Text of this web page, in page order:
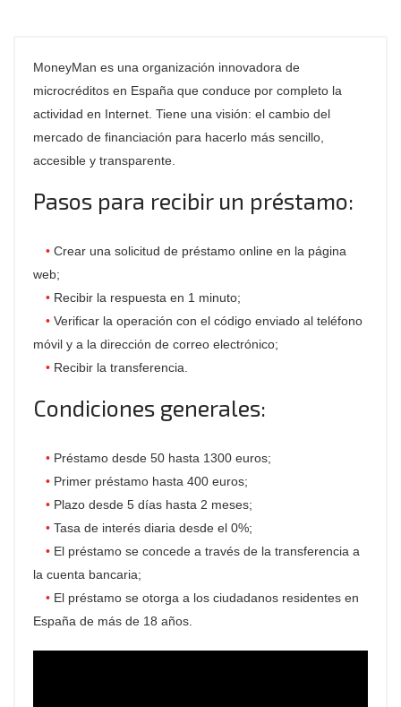
MoneyMan es una organización innovadora de
microcréditos en España que conduce por completo la
actividad en Internet. Tiene una visión: el cambio del
mercado de financiación para hacerlo más sencillo,
accesible y transparente.
Pasos para recibir un préstamo:
Crear una solicitud de préstamo online en la página
web;
Recibir la respuesta en 1 minuto;
Verificar la operación con el código enviado al teléfono
móvil y a la dirección de correo electrónico;
Recibir la transferencia.
Condiciones generales:
Préstamo desde 50 hasta 1300 euros;
Primer préstamo hasta 400 euros;
Plazo desde 5 días hasta 2 meses;
Tasa de interés diaria desde el 0%;
El préstamo se concede a través de la transferencia a
la cuenta bancaria;
El préstamo se otorga a los ciudadanos residentes en
España de más de 18 años.